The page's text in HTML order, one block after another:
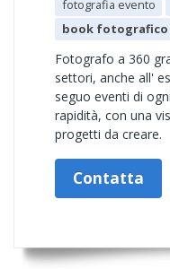
fotografia evento
book fotografico
Fotografo a 360
settori, anche all'
seguo eventi di
rapidità, con una
progetti da creare.
Contatta